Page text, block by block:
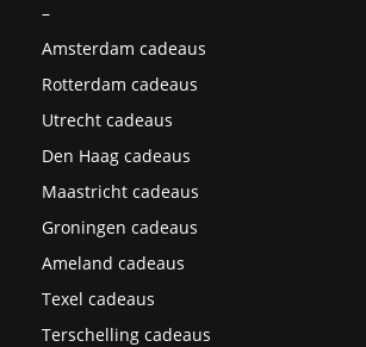
–
Amsterdam cadeaus
Rotterdam cadeaus
Utrecht cadeaus
Den Haag cadeaus
Maastricht cadeaus
Groningen cadeaus
Ameland cadeaus
Texel cadeaus
Terschelling cadeaus